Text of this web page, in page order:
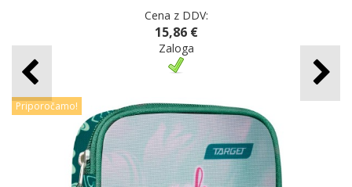
Cena z DDV:
15,86 €
Zaloga
Priporočamo!